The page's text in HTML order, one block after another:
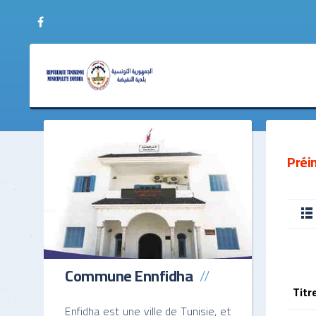
Budget
Les Comptes Financiers
Le recouvrement
Résultats de Performance
Réunions
Réunions ordinaires
Reunions
Reunions du bureau
Réunions des
Commune Ennfidha
Enfidha est une ville de Tunisie, et